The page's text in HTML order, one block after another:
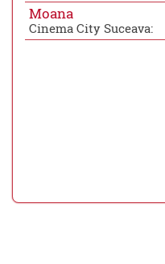
Moana
Cinema City Suceava: